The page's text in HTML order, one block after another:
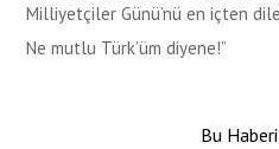
Milliyetçiler Günü’nü en içten
Ne mutlu Türk’üm diyene!”
Bu